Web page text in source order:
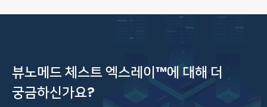
뷰노메드 체스트 엑스레이™에 대해 더
궁금하신가요?